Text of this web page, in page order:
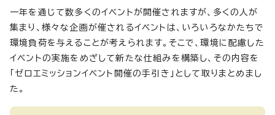
一年を通じて数多くのイベントが開催されますが、多くの人が
集まり、様々な企画が催されるイベントは、いろいろなかたちで
環境負荷を与えることが考えられます。そこで、環境に配慮した
イベントの実施をめざして新たな仕組みを構築し、その内容を
「ゼロエミッションイベント開催の手引き」として取りまとめまし
た。